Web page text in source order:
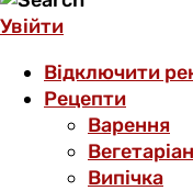
Увійти
Відключити
Рецепти
Варення
Випічка